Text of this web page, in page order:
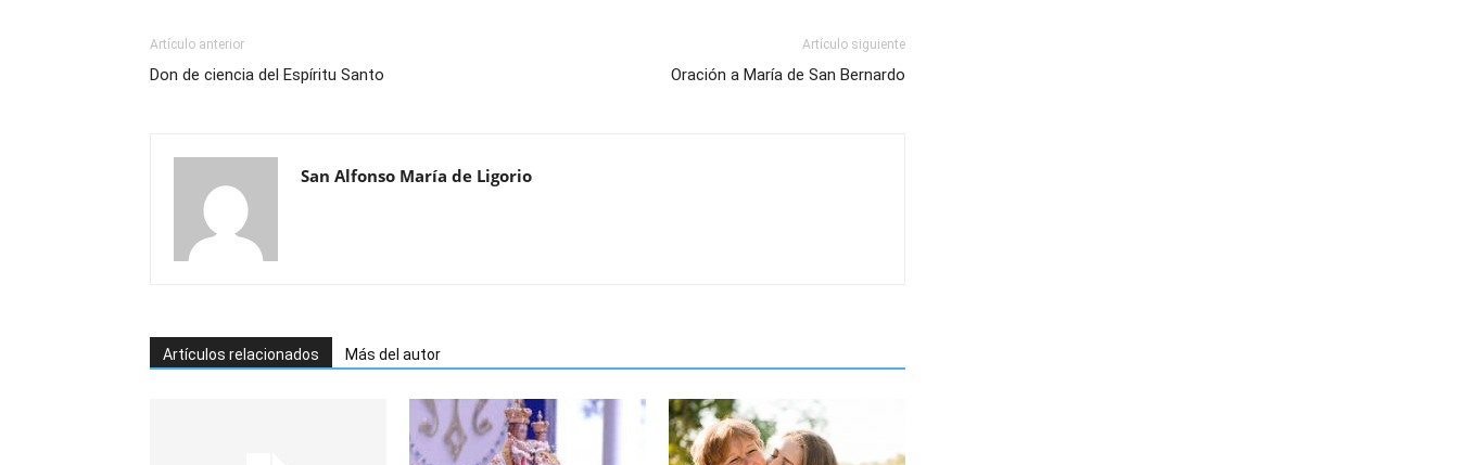
Artículo anterior
Don de ciencia del Espíritu Santo
Artículo siguiente
Oración a María de San Bernardo
San Alfonso María de Ligorio
Artículos relacionados Más del autor